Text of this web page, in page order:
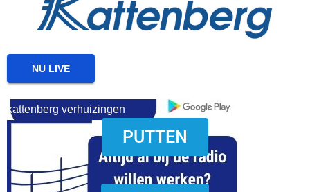
download onzze App
kattenberg verhuizingen
NU LIVE
PUTTEN